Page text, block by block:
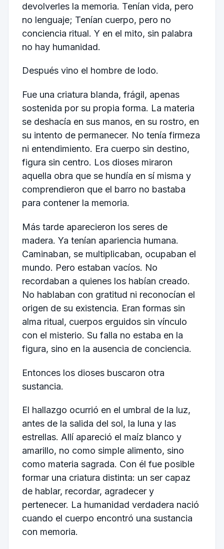
devolverles la memoria. Tenían vida, pero
no lenguaje; Tenían cuerpo, pero no
conciencia ritual. Y en el mito, sin palabra
no hay humanidad.
Después vino el hombre de lodo.
Fue una criatura blanda, frágil, apenas
sostenida por su propia forma. La materia
se deshacía en sus manos, en su rostro, en
su intento de permanecer. No tenía firmeza
ni entendimiento. Era cuerpo sin destino,
figura sin centro. Los dioses miraron
aquella obra que se hundía en sí misma y
comprendieron que el barro no bastaba
para contener la memoria.
Más tarde aparecieron los seres de
madera. Ya tenían apariencia humana.
Caminaban, se multiplicaban, ocupaban el
mundo. Pero estaban vacíos. No
recordaban a quienes los habían creado.
No hablaban con gratitud ni reconocían el
origen de su existencia. Eran formas sin
alma ritual, cuerpos erguidos sin vínculo
con el misterio. Su falla no estaba en la
figura, sino en la ausencia de conciencia.
Entonces los dioses buscaron otra
sustancia.
El hallazgo ocurrió en el umbral de la luz,
antes de la salida del sol, la luna y las
estrellas. Allí apareció el maíz blanco y
amarillo, no como simple alimento, sino
como materia sagrada. Con él fue posible
formar una criatura distinta: un ser capaz
de hablar, recordar, agradecer y
pertenecer. La humanidad verdadera nació
cuando el cuerpo encontró una sustancia
con memoria.